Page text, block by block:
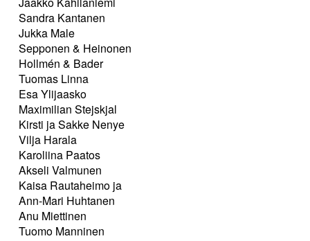
Sandra Kantanen
Jukka Male
Sepponen & Heinonen
Hollmén & Bader
Tuomas Linna
Esa Ylijaasko
Maximilian Stejskjal
Kirsti ja Sakke Nenye
Vilja Harala
Karoliina Paatos
Akseli Valmunen
Kaisa Rautaheimo ja
Ann-Mari Huhtanen
Anu Miettinen
Tuomo Manninen